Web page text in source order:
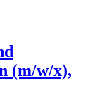
(m/w/x),